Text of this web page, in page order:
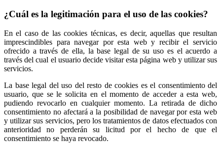
¿Cuál es la legitimación para el uso de las cookies?
En el caso de las cookies técnicas, es decir, aquellas que resultan
imprescindibles para navegar por esta web y recibir el servicio
ofrecido a través de ella, la base legal de su uso es el acuerdo a
través del cual el usuario decide visitar esta página web y utilizar sus
servicios.
La base legal del uso del resto de cookies es el consentimiento del
usuario, que se le solicita en el momento de acceder a esta web,
pudiendo revocarlo en cualquier momento. La retirada de dicho
consentimiento no afectará a la posibilidad de navegar por esta web
y utilizar sus servicios, pero los tratamientos de datos efectuados con
anterioridad no perderán su licitud por el hecho de que el
consentimiento se haya revocado.